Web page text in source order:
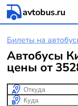
avtobus.ru
Билеты на
Автобусы
цены от
Откуда
Куда